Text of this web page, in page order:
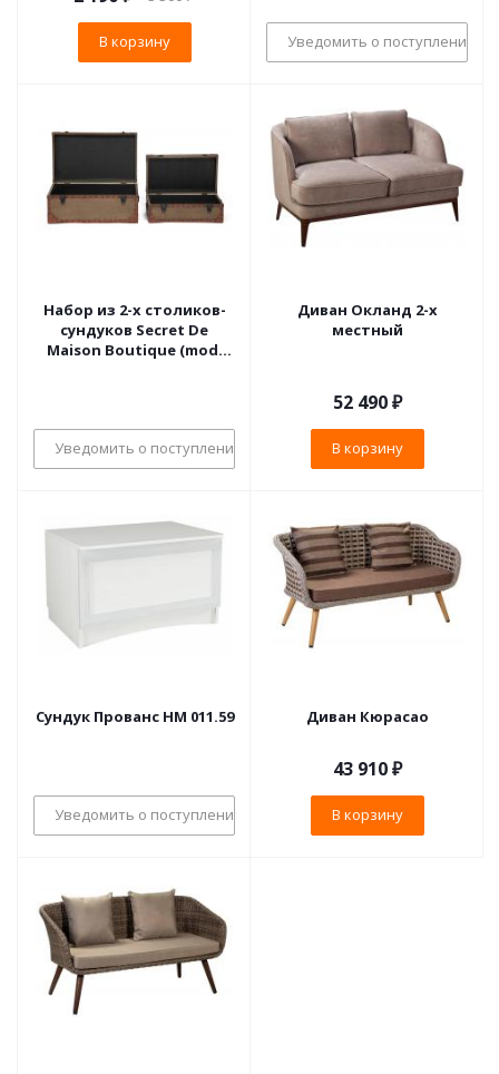
В корзину Уведомить о поступлении
Набор из 2-х столиков-
сундуков Secret De
Maison Boutique (mod.
Уведомить о поступлении
Диван Окланд 2-х
местный
52 490₽
В корзину
Сундук Прованс НМ 011.59
Уведомить о поступлении
Диван Кюрасао
43 910₽
В корзину